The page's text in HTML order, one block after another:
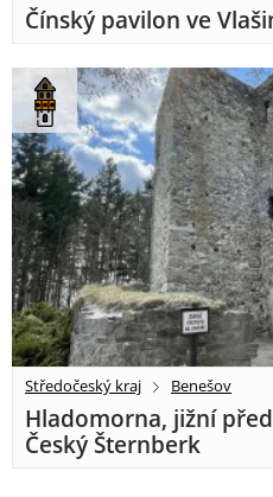
Čínský pavilon ve
Středočeský kraj Benešov
Hladomorna, jižní
Český Šternberk